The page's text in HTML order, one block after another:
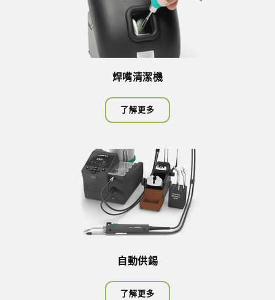
焊嘴清潔機
了解更多
自動供錫
了解更多